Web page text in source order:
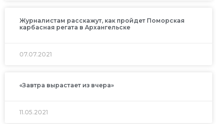
Журналистам расскажут, как пройдет Поморская
карбасная регата в Архангельске
07.07.2021
«Завтра вырастает из вчера»
11.05.2021